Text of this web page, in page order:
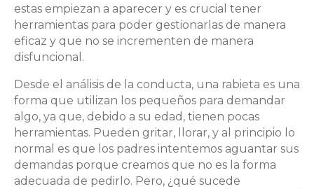
estas empiezan a aparecer y es crucial tener
herramientas para poder gestionarlas de manera
eficaz y que no se incrementen de manera
disfuncional.
Desde el análisis de la conducta, una rabieta es una
forma que utilizan los pequeños para demandar
algo, ya que, debido a su edad, tienen pocas
herramientas. Pueden gritar, llorar, y al principio lo
normal es que los padres intentemos aguantar sus
demandas porque creamos que no es la forma
adecuada de pedirlo. Pero, ¿qué sucede